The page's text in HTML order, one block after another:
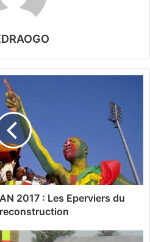
2017 : Les Eperviers du